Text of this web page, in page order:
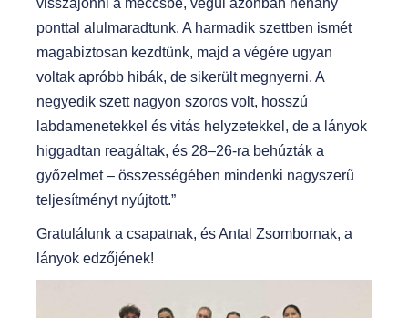
visszajönni a meccsbe, végül azonban néhány
ponttal alulmaradtunk. A harmadik szettben ismét
magabiztosan kezdtünk, majd a végére ugyan
voltak apróbb hibák, de sikerült megnyerni. A
negyedik szett nagyon szoros volt, hosszú
labdamenetekkel és vitás helyzetekkel, de a lányok
higgadtan reagáltak, és 28–26-ra behúzták a
győzelmet – összességében mindenki nagyszerű
teljesítményt nyújtott.”
Gratulálunk a csapatnak, és Antal Zsombornak, a
lányok edzőjének!